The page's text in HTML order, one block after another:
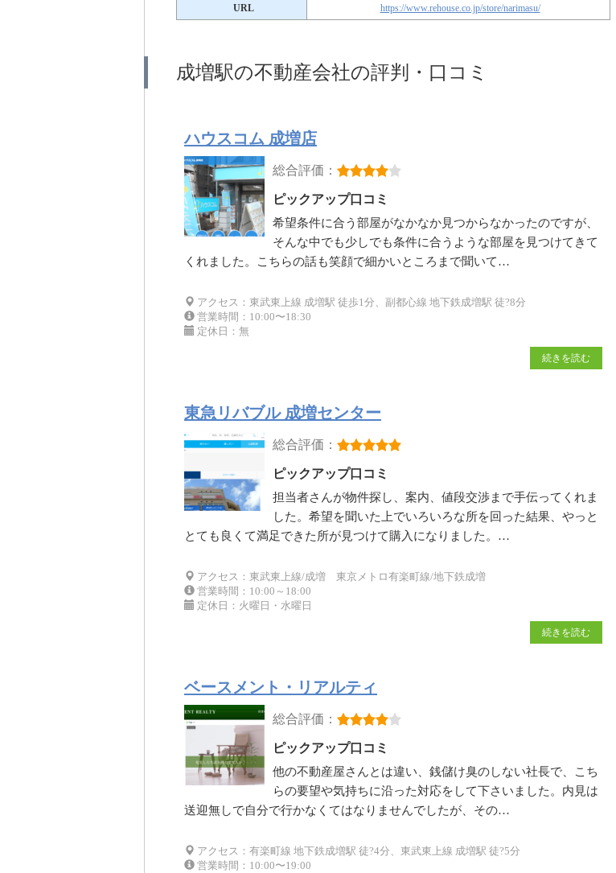
URL https://www.rehouse.co.jp/store/narimasu/
成増駅の不動産会社の評判・口コミ
ハウスコム 成増店
総合評価：
ピックアップ口コミ
希望条件に合う部屋がなかなか見つからなかったのですが、
そんな中でも少しでも条件に合うような部屋を見つけてきて
くれました。こちらの話も笑顔で細かいところまで聞いて…
アクセス：東武東上線 成増駅 徒歩1分、副都心線 地下鉄成増駅 徒?8分
営業時間：10:00〜18:30
定休日：無
続きを読む
東急リバブル 成増センター
総合評価：
ピックアップ口コミ
担当者さんが物件探し、案内、値段交渉まで手伝ってくれま
した。希望を聞いた上でいろいろな所を回った結果、やっと
とても良くて満足できた所が見つけて購入になりました。…
アクセス：東武東上線/成増 東京メトロ有楽町線/地下鉄成増
営業時間：10:00～18:00
定休日：火曜日・水曜日
続きを読む
ベースメント・リアルティ
総合評価：
ピックアップ口コミ
他の不動産屋さんとは違い、銭儲け臭のしない社長で、こち
らの要望や気持ちに沿った対応をして下さいました。内見は
送迎無しで自分で行かなくてはなりませんでしたが、その…
アクセス：有楽町線 地下鉄成増駅 徒?4分、東武東上線 成増駅 徒?5分
営業時間：10:00〜19:00